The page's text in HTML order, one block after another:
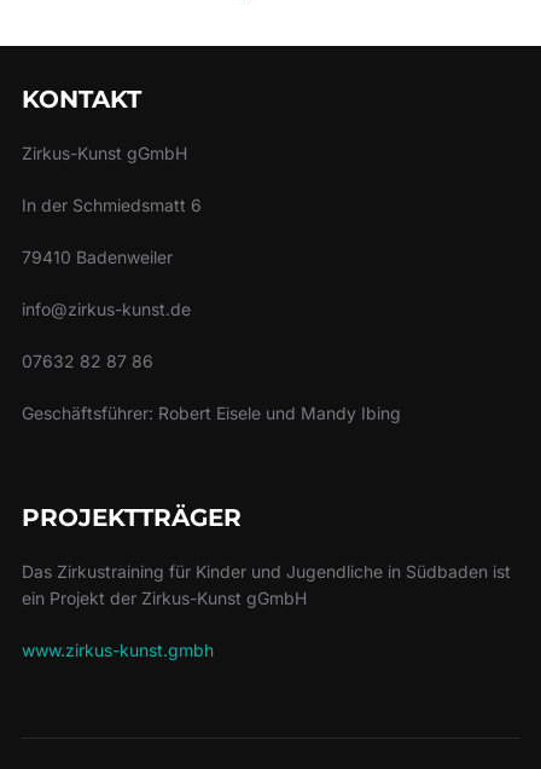
KONTAKT
Zirkus-Kunst gGmbH
In der Schmiedsmatt 6
79410 Badenweiler
info@zirkus-kunst.de
07632 82 87 86
Geschäftsführer: Robert Eisele und Mandy Ibing
PROJEKTTRÄGER
Das Zirkustraining für Kinder und Jugendliche in Südbaden ist
ein Projekt der Zirkus-Kunst gGmbH
www.zirkus-kunst.gmbh